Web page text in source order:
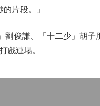
片段。」
俊謙、「十二少」胡子
戲連場。